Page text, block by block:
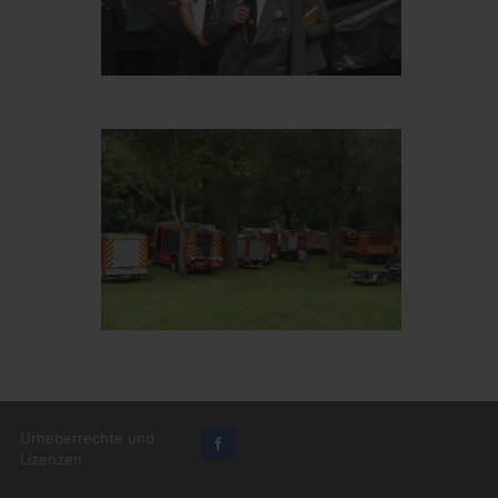
Urheberrechte und
Lizenzen